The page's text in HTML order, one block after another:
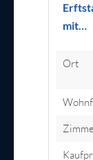
mit…
Ort